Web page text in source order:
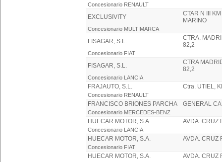
Concesionario RENAULT
EXCLUSIVITY
CTAR N III
MARINO
Concesionario MULTIMARCA
FISAGAR, S.L.
CTRA.
82,2
Concesionario FIAT
FISAGAR, S.L.
CTRA
82,2
Concesionario LANCIA
FRAJAUTO, S.L. Ctra. UTIEL,
Concesionario RENAULT
FRANCISCO BRIONES PARCHA GENERAL
Concesionario MERCEDES-BENZ
HUECAR MOTOR, S.A. AVDA. CRUZ
Concesionario LANCIA
HUECAR MOTOR, S.A. AVDA. CRUZ
Concesionario FIAT
HUECAR MOTOR, S.A. AVDA. CRUZ